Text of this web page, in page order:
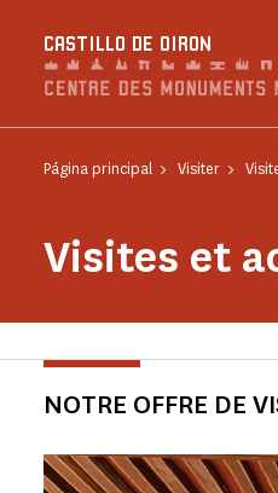
CASTILLO DE OIRON
Página principal Visiter
Visites et
NOTRE OFFRE DE